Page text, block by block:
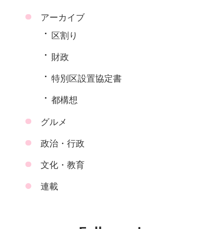
アーカイブ
区割り
財政
特別区設置協定書
都構想
グルメ
政治・行政
文化・教育
連載